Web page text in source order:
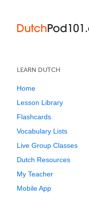
LEARN DUTCH
Home
Lesson Library
Flashcards
Vocabulary Lists
Live Group Classes
Dutch Resources
My Teacher
Mobile App